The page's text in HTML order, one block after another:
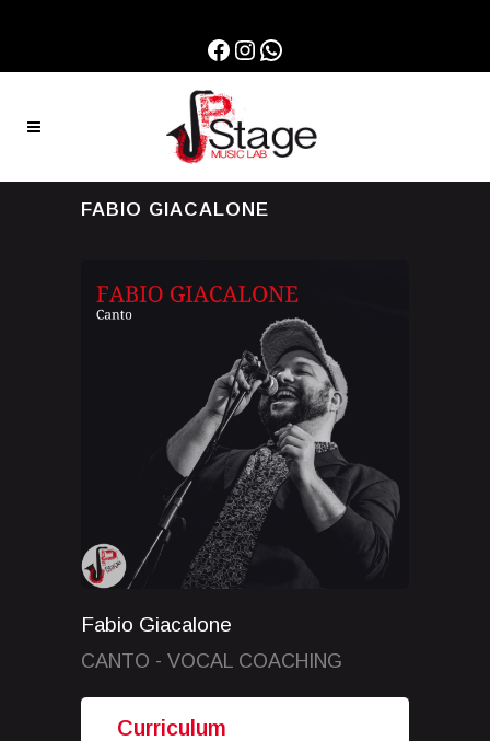
Facebook
Instagram
WhatsApp
FABIO GIACALONE
Fabio Giacalone
CANTO - VOCAL COACHING
Curriculum